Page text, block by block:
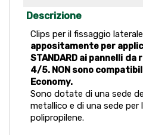
Descrizione
Clips per il fissaggio
appositamente per
STANDARD ai pannelli da
4/5. NON sono
Economy.
Sono dotate di una sede
metallico e di una sede per
polipropilene.